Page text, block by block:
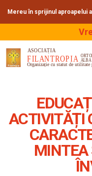
Mereu în sprijinul aproapelui
ACTIVITĂȚI
MINTEA